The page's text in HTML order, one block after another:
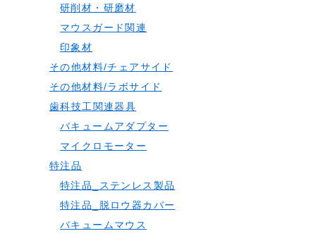
研削材・研磨材
マウスガード関連
印象材
その他材料/チェアサイド
その他材料/ラボサイド
歯科技工関連器具
バキュームアダプター
マイクロモーター
特注品
特注品_ステンレス製品
特注品_脱ロウ器カバー
バキュームマウス